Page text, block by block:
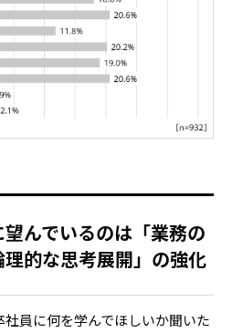
んでいるのは「業務の
的な思考展開」の強化
員に何を学んでほしいか聞いた